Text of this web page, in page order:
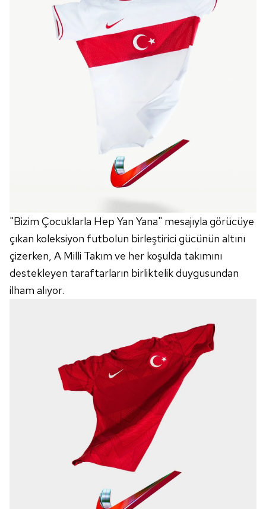
Çerezlere ilişkin tercihlerinizi aşağıda yer alan panel
vasıtasıyla belirleyebilirsiniz. Çerezlere ilişkin detaylı bilgi
için Ayarlar butonuna tıklayabilir,Çerez Bilgilendirme
ziyaret edebilirsiniz.
6698 sayılı Kişisel Verilerin Korunması Kanunu uyarınca
hazırlanmış Aydınlatma Metnimizi okumak ve sitemizde
"Bizim Çocuklarla Hep Yan Yana" mesajıyla görücüye
çıkan koleksiyon futbolun birleştirici gücünün altını
çizerken, A Milli Takım ve her koşulda takımını
destekleyen taraftarların birliktelik duygusundan
ilham alıyor.